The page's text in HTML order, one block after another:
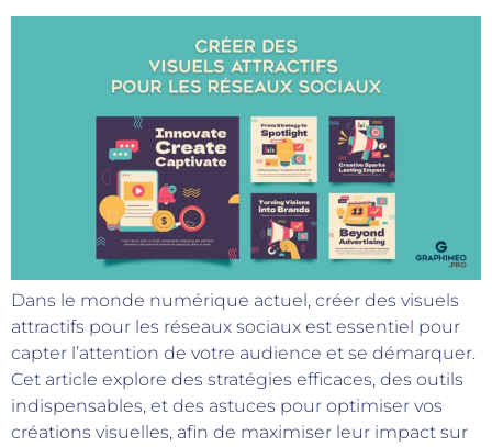
Dans le monde numérique actuel, créer des visuels
attractifs pour les réseaux sociaux est essentiel pour
capter l’attention de votre audience et se démarquer.
Cet article explore des stratégies efficaces, des outils
indispensables, et des astuces pour optimiser vos
créations visuelles, afin de maximiser leur impact sur